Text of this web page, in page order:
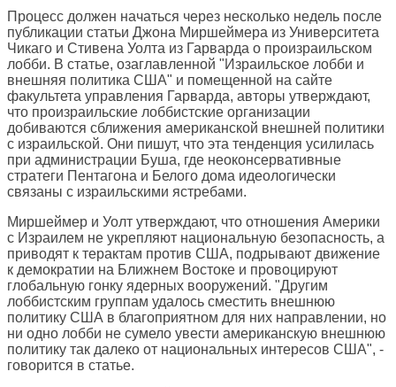
Процесс должен начаться через несколько недель после
публикации статьи Джона Миршеймера из Университета
Чикаго и Стивена Уолта из Гарварда о произраильском
лобби. В статье, озаглавленной "Израильское лобби и
внешняя политика США" и помещенной на сайте
факультета управления Гарварда, авторы утверждают,
что произраильские лоббистские организации
добиваются сближения американской внешней политики
с израильской. Они пишут, что эта тенденция усилилась
при администрации Буша, где неоконсервативные
стратеги Пентагона и Белого дома идеологически
связаны с израильскими ястребами.
Миршеймер и Уолт утверждают, что отношения Америки
с Израилем не укрепляют национальную безопасность, а
приводят к терактам против США, подрывают движение
к демократии на Ближнем Востоке и провоцируют
глобальную гонку ядерных вооружений. "Другим
лоббистским группам удалось сместить внешнюю
политику США в благоприятном для них направлении, но
ни одно лобби не сумело увести американскую внешнюю
политику так далеко от национальных интересов США", -
говорится в статье.